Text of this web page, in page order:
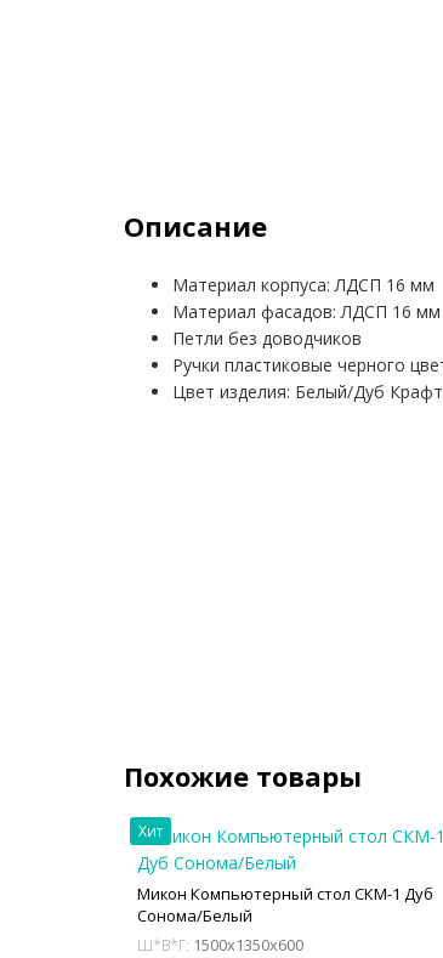
Описание
Материал корпуса: ЛДСП 16 мм
Материал фасадов: ЛДСП 16 мм
Петли без доводчиков
Ручки пластиковые черного
Цвет изделия: Белый/Дуб
Похожие товары
Хит
Микон Компьютерный стол СКМ-1 Дуб
Сонома/Белый
Ш*В*Г: 1500x1350x600